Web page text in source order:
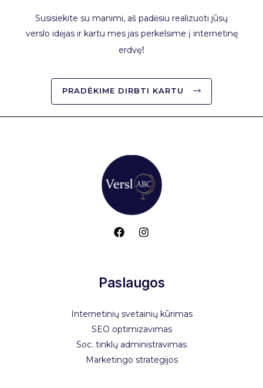
Susisiekite su manimi, aš padėsiu realizuoti jūsų
verslo idėjas ir kartu mes jas perkelsime į internetinę
erdvę!
PRADĖKIME DIRBTI KARTU
Paslaugos
Internetinių svetainių kūrimas
SEO optimizavimas
Soc. tinklų administravimas
Marketingo strategijos